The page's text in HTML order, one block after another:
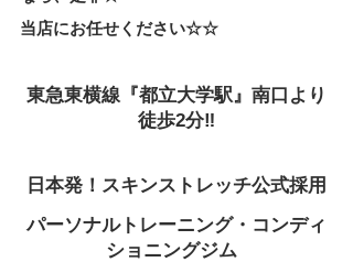
当店にお任せください☆☆
東急東横線『都立大学駅』南口より
徒歩2分‼
日本発！スキンストレッチ公式採用
パーソナルトレーニング・コンディ
ショニングジム